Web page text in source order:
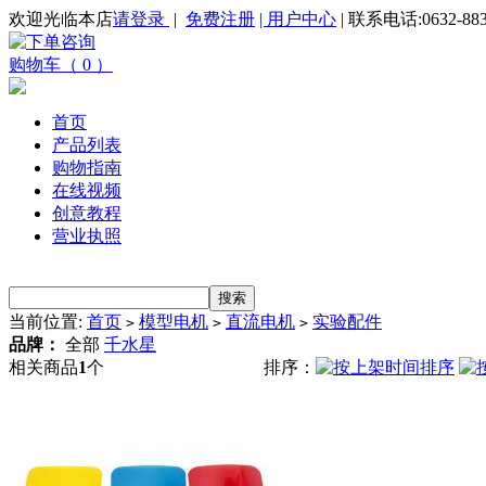
欢迎光临本店请登录 | 免费注册 | 用户中心 | 联系电话:0632-
购物车（ 0 ）
首页
产品列表
购物指南
在线视频
创意教程
营业执照
当前位置: 首页 > 模型电机 > 直流电机 > 实验配件
品牌： 全部 千水星
相关商品1个 排序：